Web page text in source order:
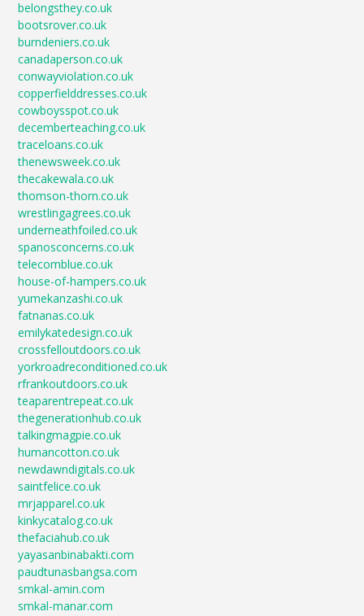
belongsthey.co.uk
bootsrover.co.uk
burndeniers.co.uk
canadaperson.co.uk
conwayviolation.co.uk
copperfielddresses.co.uk
cowboysspot.co.uk
decemberteaching.co.uk
traceloans.co.uk
thenewsweek.co.uk
thecakewala.co.uk
thomson-thorn.co.uk
wrestlingagrees.co.uk
underneathfoiled.co.uk
spanosconcerns.co.uk
telecomblue.co.uk
house-of-hampers.co.uk
yumekanzashi.co.uk
fatnanas.co.uk
emilykatedesign.co.uk
crossfelloutdoors.co.uk
yorkroadreconditioned.co.uk
rfrankoutdoors.co.uk
teaparentrepeat.co.uk
thegenerationhub.co.uk
talkingmagpie.co.uk
humancotton.co.uk
newdawndigitals.co.uk
saintfelice.co.uk
mrjapparel.co.uk
kinkycatalog.co.uk
thefaciahub.co.uk
yayasanbinabakti.com
paudtunasbangsa.com
smkal-amin.com
smkal-manar.com